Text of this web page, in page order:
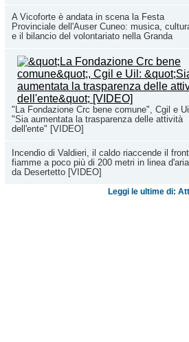
A Vicoforte è andata in scena la Festa
Provinciale dell'Auser Cuneo: musica,
e il bilancio del volontariato nella Granda
"La Fondazione Crc bene comune", Cgil e
"Sia aumentata la trasparenza delle attività
dell'ente" [VIDEO]
Incendio di Valdieri, il caldo riaccende il
fiamme a poco più di 200 metri in linea d'aria
da Desertetto [VIDEO]
Leggi le ultime di: